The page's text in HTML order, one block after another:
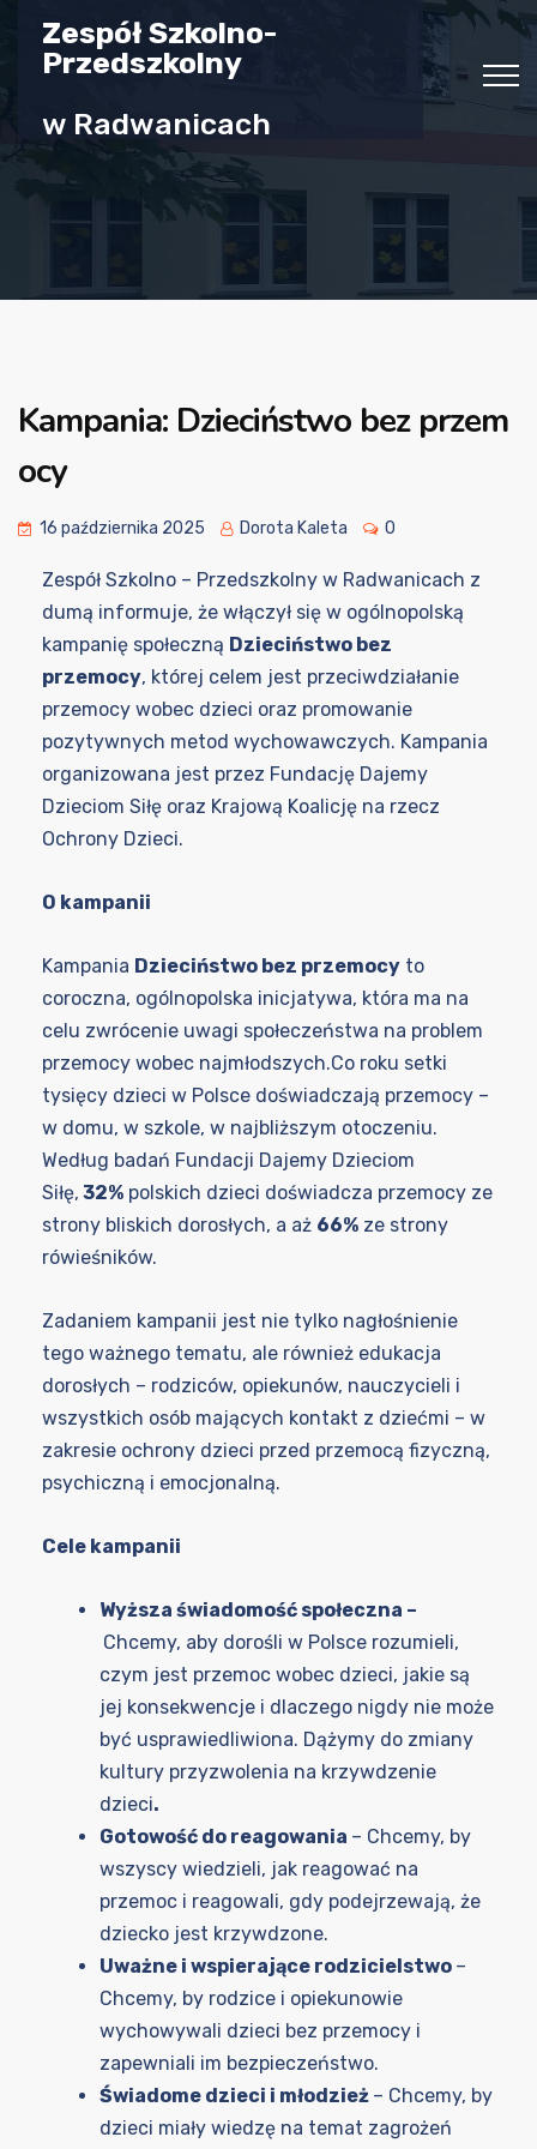
Zespół Szkolno-
Przedszkolny
w Radwanicach
Kampania: Dzieciństwo bez przem
ocy
16 października 2025 Dorota Kaleta 0
Zespół Szkolno – Przedszkolny w Radwanicach z
dumą informuje, że włączył się w ogólnopolską
kampanię społeczną Dzieciństwo bez
przemocy, której celem jest przeciwdziałanie
przemocy wobec dzieci oraz promowanie
pozytywnych metod wychowawczych. Kampania
organizowana jest przez Fundację Dajemy
Dzieciom Siłę oraz Krajową Koalicję na rzecz
Ochrony Dzieci.
O kampanii
Kampania Dzieciństwo bez przemocy to
coroczna, ogólnopolska inicjatywa, która ma na
celu zwrócenie uwagi społeczeństwa na problem
przemocy wobec najmłodszych.Co roku setki
tysięcy dzieci w Polsce doświadczają przemocy –
w domu, w szkole, w najbliższym otoczeniu.
Według badań Fundacji Dajemy Dzieciom
Siłę, 32% polskich dzieci doświadcza przemocy ze
strony bliskich dorosłych, a aż 66% ze strony
rówieśników.
Zadaniem kampanii jest nie tylko nagłośnienie
tego ważnego tematu, ale również edukacja
dorosłych – rodziców, opiekunów, nauczycieli i
wszystkich osób mających kontakt z dziećmi – w
zakresie ochrony dzieci przed przemocą fizyczną,
psychiczną i emocjonalną.
Cele kampanii
Wyższa świadomość społeczna –
Chcemy, aby dorośli w Polsce rozumieli,
czym jest przemoc wobec dzieci, jakie są
jej konsekwencje i dlaczego nigdy nie może
być usprawiedliwiona. Dążymy do zmiany
kultury przyzwolenia na krzywdzenie
dzieci.
Gotowość do reagowania – Chcemy, by
wszyscy wiedzieli, jak reagować na
przemoc i reagowali, gdy podejrzewają, że
dziecko jest krzywdzone.
Uważne i wspierające rodzicielstwo –
Chcemy, by rodzice i opiekunowie
wychowywali dzieci bez przemocy i
zapewniali im bezpieczeństwo.
Świadome dzieci i młodzież – Chcemy, by
dzieci miały wiedzę na temat zagrożeń